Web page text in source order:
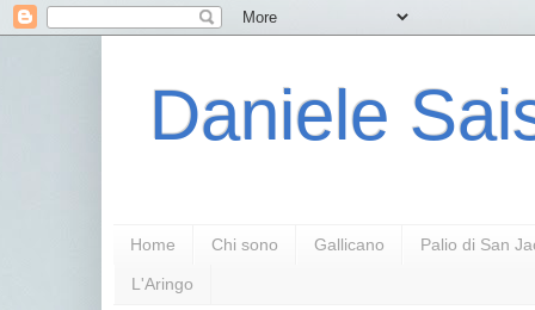
Daniele
Home Chi sono Gallicano Palio di San
L'Aringo